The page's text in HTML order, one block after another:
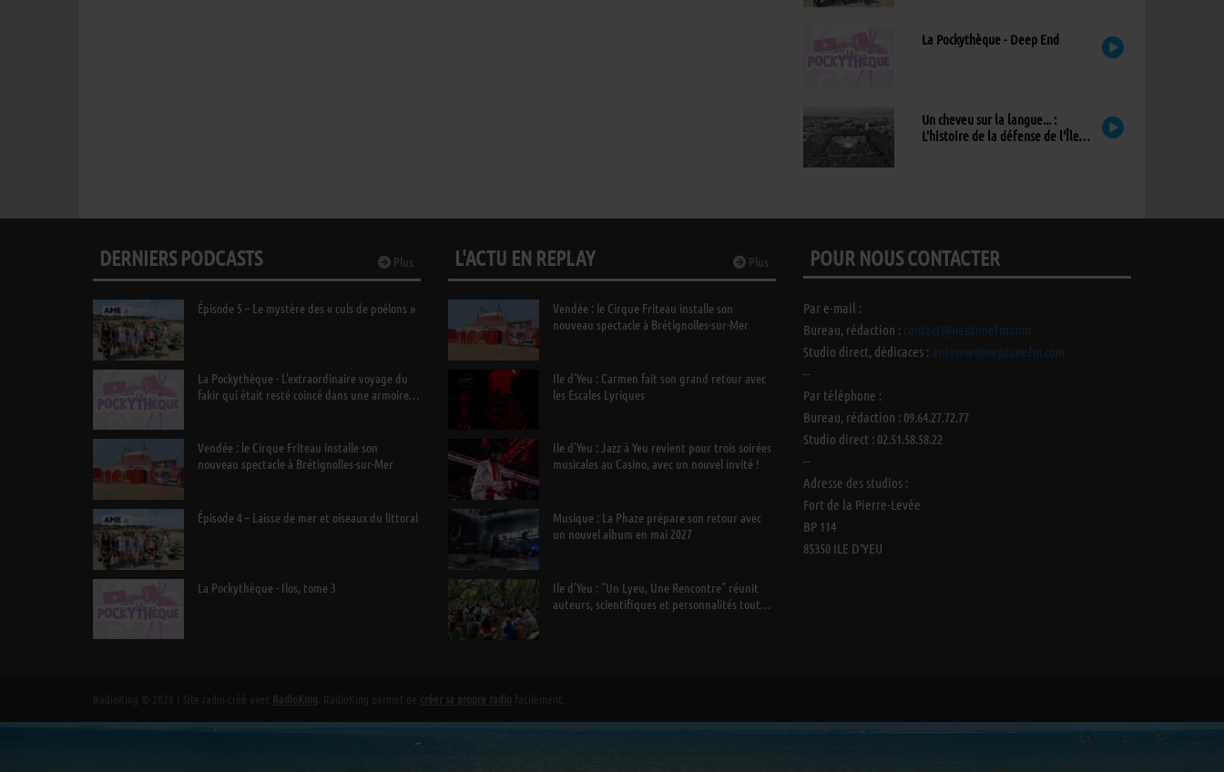
La Pockythèque - Deep End
Un cheveu sur la langue... :
L'histoire de la défense de l'Île
Plus
DERNIERS PODCASTS
Épisode 5 – Le mystère des « culs de poêlons »
La Pockythèque - L'extraordinaire voyage du
fakir qui était resté coincé dans une armoire
Vendée : le Cirque Friteau installe son
nouveau spectacle à Brétignolles-sur-Mer
Épisode 4 – Laisse de mer et oiseaux du littoral
La Pockythèque - Ilos, tome 3
Plus
L'ACTU EN REPLAY
Vendée : le Cirque Friteau installe son
nouveau spectacle à Brétignolles-sur-Mer
Ile d’Yeu : Carmen fait son grand retour avec
les Escales Lyriques
Ile d’Yeu : Jazz à Yeu revient pour trois soirées
musicales au Casino, avec un nouvel invité !
Musique : La Phaze prépare son retour avec
un nouvel album en mai 2027
Ile d’Yeu : “Un Lyeu, Une Rencontre” réunit
auteurs, scientifiques et personnalités tout
POUR NOUS CONTACTER
Par e-mail :
Bureau, rédaction : contact@neptunefm.com
Studio direct, dédicaces : antenne@neptunefm.com
--
Par téléphone :
Bureau, rédaction : 09.64.27.72.77
Studio direct : 02.51.58.58.22
--
Adresse des studios :
Fort de la Pierre-Levée
BP 114
85350 ILE D'YEU